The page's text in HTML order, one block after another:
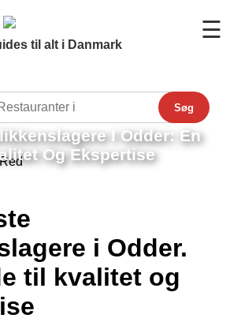
til alt i Danmark
☰
Søg
I Odder: En
Og Ekspertise
i Odder.
til kvalitet og